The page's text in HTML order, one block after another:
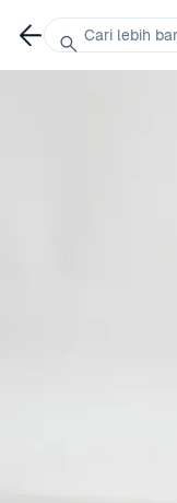
Cari lebih